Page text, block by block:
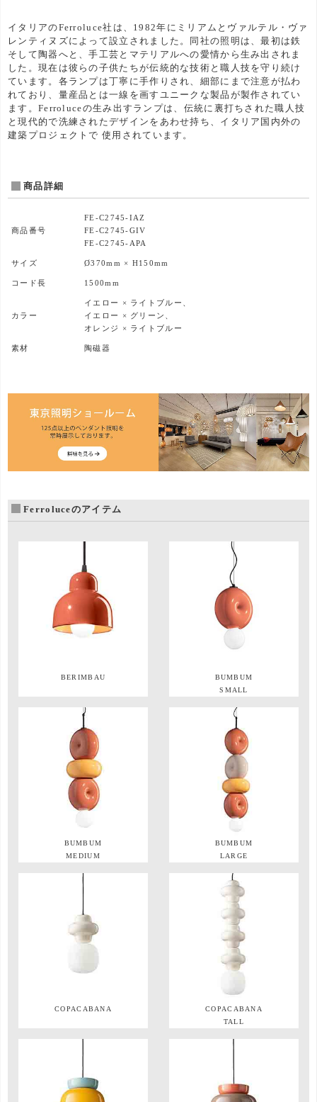
イタリアのFerroluce社は、1982年にミリアムとヴァルテル・ヴァ
レンティヌズによって設立されました。同社の照明は、最初は鉄
そして陶器へと、手工芸とマテリアルへの愛情から生み出されま
した。現在は彼らの子供たちが伝統的な技術と職人技を守り続け
ています。各ランプは丁寧に手作りされ、細部にまで注意が払わ
れており、量産品とは一線を画すユニークな製品が製作されてい
ます。Ferroluceの生み出すランプは、伝統に裏打ちされた職人技
と現代的で洗練されたデザインをあわせ持ち、イタリア国内外の
建築プロジェクトで 使用されています。
商品詳細
商品番号
FE-C2745-IAZ
FE-C2745-GIV
FE-C2745-APA
サイズ Ø370mm × H150mm
コード長 1500mm
カラー
イエロー × ライトブルー、
イエロー × グリーン、
オレンジ × ライトブルー
素材 陶磁器
Ferroluceのアイテム
BERIMBAU
BUMBUM
SMALL
BUMBUM
MEDIUM
BUMBUM
LARGE
COPACABANA
COPACABANA
TALL